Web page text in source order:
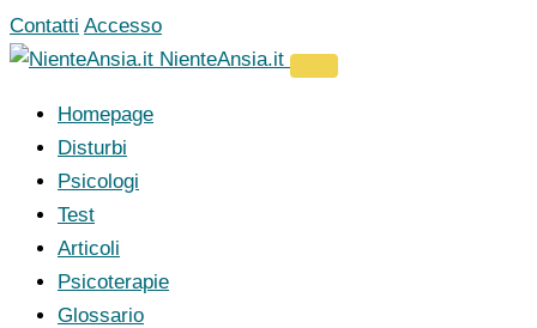
Vai
al
Contatti Accesso
NienteAnsia.it
Homepage
Disturbi
Psicologi
Test
Articoli
Psicoterapie
Glossario